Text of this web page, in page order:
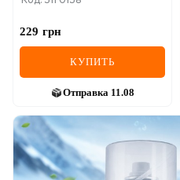
229 грн
КУПИТЬ
Отправка 11.08